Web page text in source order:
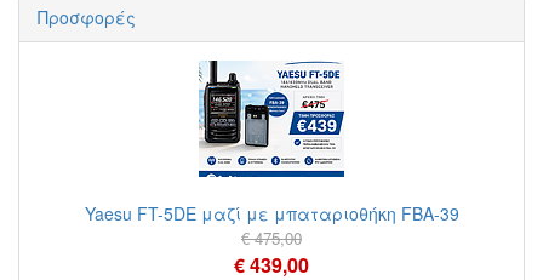
Προσφορές
Yaesu FT-5DE μαζί με μπαταριοθήκη FBA-39
€ 475,00
€ 439,00